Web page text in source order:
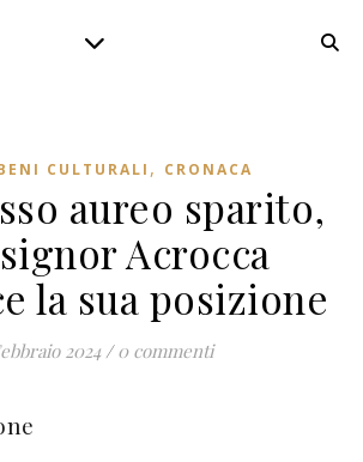
CULTURALI , CRONACA
aureo sparito,
Acrocca
la sua posizione
2024 / 0 commenti